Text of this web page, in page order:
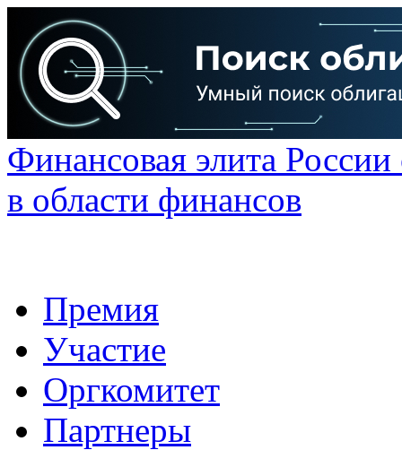
Финансовая элита
в области финансов
Премия
Участие
Оргкомитет
Партнеры